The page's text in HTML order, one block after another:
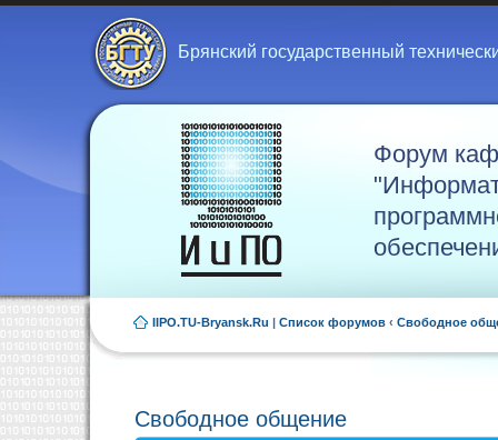
Брянский государственный
Форум
IIPO.TU-Bryansk.Ru | Список форумов ‹ Свободное
Свободное общение